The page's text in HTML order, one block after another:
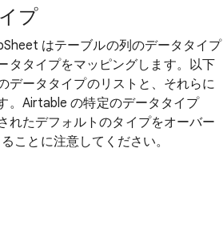
プ
はテーブルの列のデータタイプ
タタイプをマッピングします。以下
データタイプのリストと、それらに
。Airtable の特定のデータタイプ
れたデフォルトのタイプをオーバー
ことに注意してください。